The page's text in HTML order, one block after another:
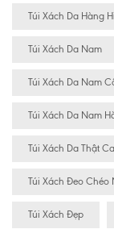
Túi Xách Da Hàng
Túi Xách Da Nam
Túi Xách Da Nam
Túi Xách Da Nam
Túi Xách Da Thật
Túi Xách Đeo Chéo
Túi Xách Đẹp